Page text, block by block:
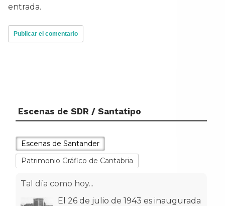
entrada.
Escenas de SDR / Santatipo
Escenas de Santander
Patrimonio Gráfico de Cantabria
Tal día como hoy...
El 26 de julio de 1943 es inaugurada